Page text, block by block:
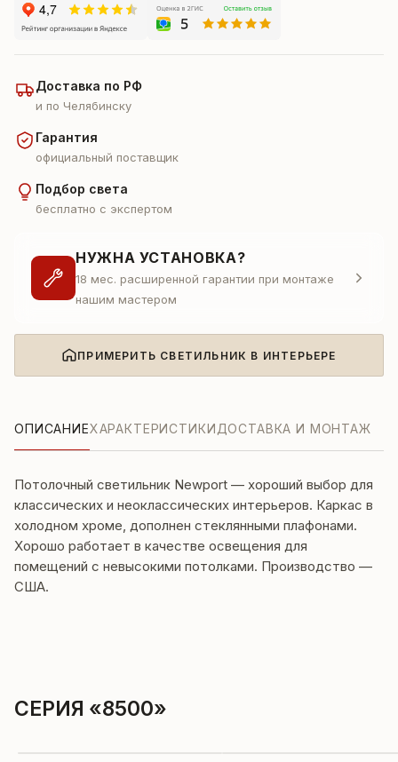
Доставка по РФ
и по Челябинску
Гарантия
официальный поставщик
Подбор света
бесплатно с экспертом
НУЖНА УСТАНОВКА?
18 мес. расширенной гарантии при монтаже
нашим мастером
ПРИМЕРИТЬ СВЕТИЛЬНИК В ИНТЕРЬЕРЕ
ОПИСАНИЕХАРАКТЕРИСТИКИДОСТАВКА И МОНТАЖ
Потолочный светильник Newport — хороший выбор для
классических и неоклассических интерьеров. Каркас в
холодном хроме, дополнен стеклянными плафонами.
Хорошо работает в качестве освещения для
помещений с невысокими потолками. Производство —
США.
СЕРИЯ «8500»